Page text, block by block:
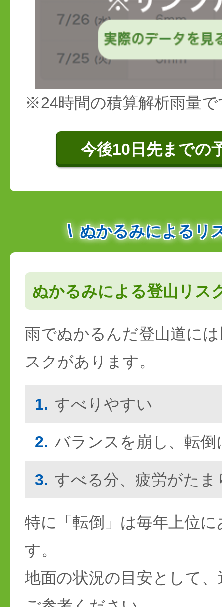
※24時間の積算解析雨量で
今後10日先までの
ぬかるみによるリ
ぬかるみによる登山リス
雨でぬかるんだ登山道に
スクがあります。
1. すべりやすい
2. バランスを崩し、転
3. すべる分、疲労がたま
特に「転倒」は毎年上位
す。
地面の状況の目安として